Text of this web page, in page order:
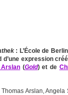
: L’École de
d’une expression
(Gold) et de
Thomas Arslan, Angela